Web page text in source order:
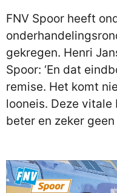
FNV Spoor heeft
gekregen. Henri
Spoor: ‘En dat
remise. Het komt
looneis. Deze
beter en zeker